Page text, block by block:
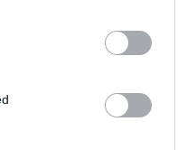
redan. Lägg
Vänd fisken
potatis, ärtor och